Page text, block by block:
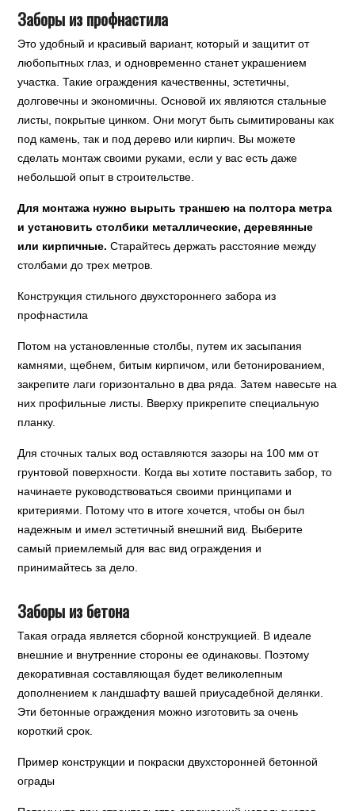
Заборы из профнастила
Это удобный и красивый вариант, который и защитит от
любопытных глаз, и одновременно станет украшением
участка. Такие ограждения качественны, эстетичны,
долговечны и экономичны. Основой их являются стальные
листы, покрытые цинком. Они могут быть сымитированы как
под камень, так и под дерево или кирпич. Вы можете
сделать монтаж своими руками, если у вас есть даже
небольшой опыт в строительстве.
Для монтажа нужно вырыть траншею на полтора метра
и установить столбики металлические, деревянные
или кирпичные. Старайтесь держать расстояние между
столбами до трех метров.
Конструкция стильного двухстороннего забора из
профнастила
Потом на установленные столбы, путем их засыпания
камнями, щебнем, битым кирпичом, или бетонированием,
закрепите лаги горизонтально в два ряда. Затем навесьте на
них профильные листы. Вверху прикрепите специальную
планку.
Для сточных талых вод оставляются зазоры на 100 мм от
грунтовой поверхности. Когда вы хотите поставить забор, то
начинаете руководствоваться своими принципами и
критериями. Потому что в итоге хочется, чтобы он был
надежным и имел эстетичный внешний вид. Выберите
самый приемлемый для вас вид ограждения и
принимайтесь за дело.
Заборы из бетона
Такая ограда является сборной конструкцией. В идеале
внешние и внутренние стороны ее одинаковы. Поэтому
декоративная составляющая будет великолепным
дополнением к ландшафту вашей приусадебной делянки.
Эти бетонные ограждения можно изготовить за очень
короткий срок.
Пример конструкции и покраски двухсторонней бетонной
ограды